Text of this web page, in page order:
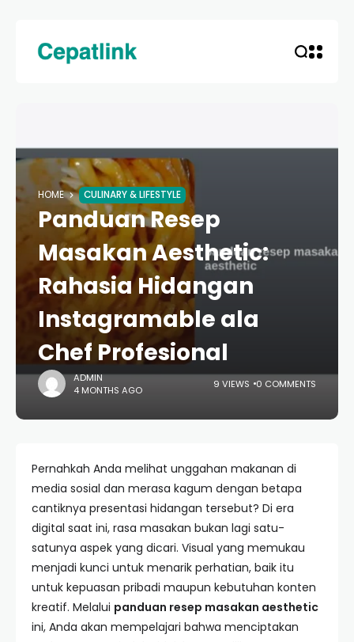
HOME CULINARY & LIFESTYLE
Panduan Resep
Masakan Aesthetic:
Rahasia Hidangan
Instagramable ala
Chef Profesional
ADMIN
4 MONTHS AGO
9 VIEWS 0 COMMENTS
Pernahkah Anda melihat unggahan makanan di
media sosial dan merasa kagum dengan betapa
cantiknya presentasi hidangan tersebut? Di era
digital saat ini, rasa masakan bukan lagi satu-
satunya aspek yang dicari. Visual yang memukau
menjadi kunci untuk menarik perhatian, baik itu
untuk kepuasan pribadi maupun kebutuhan konten
kreatif. Melalui panduan resep masakan aesthetic
ini, Anda akan mempelajari bahwa menciptakan